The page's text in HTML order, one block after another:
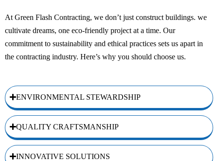
At Green Flash Contracting, we don’t just construct buildings. we
cultivate dreams, one eco-friendly project at a time. Our
commitment to sustainability and ethical practices sets us apart in
the contracting industry. Here’s why you should choose us.
ENVIRONMENTAL STEWARDSHIP
QUALITY CRAFTSMANSHIP
INNOVATIVE SOLUTIONS